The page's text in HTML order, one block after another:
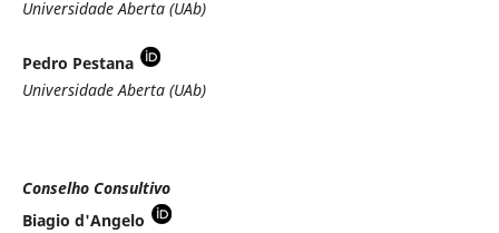
Universidade Aberta (UAb)
Pedro Pestana
Universidade Aberta (UAb)
Conselho Consultivo
Biagio d'Angelo